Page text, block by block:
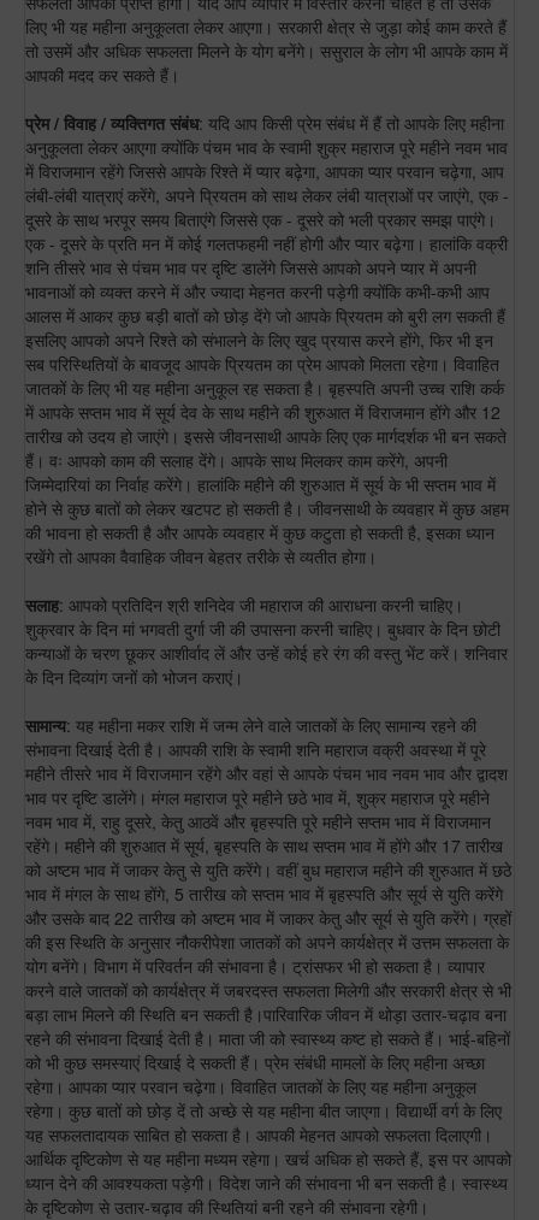
लिए भी यह महीना अनुकूलता लेकर आएगा। सरकारी क्षेत्र से जुड़ा कोई काम करते हैं
तो उसमें और अधिक सफलता मिलने के योग बनेंगे। ससुराल के लोग भी आपके काम में
आपकी मदद कर सकते हैं।
प्रेम / विवाह / व्यक्तिगत संबंध: यदि आप किसी प्रेम संबंध में हैं तो आपके लिए महीना
अनुकूलता लेकर आएगा क्योंकि पंचम भाव के स्वामी शुक्र महाराज पूरे महीने नवम भाव
में विराजमान रहेंगे जिससे आपके रिश्ते में प्यार बढ़ेगा, आपका प्यार परवान चढ़ेगा, आप
लंबी-लंबी यात्राएं करेंगे, अपने प्रियतम को साथ लेकर लंबी यात्राओं पर जाएंगे, एक -
दूसरे के साथ भरपूर समय बिताएंगे जिससे एक - दूसरे को भली प्रकार समझ पाएंगे।
एक - दूसरे के प्रति मन में कोई गलतफहमी नहीं होगी और प्यार बढ़ेगा। हालांकि वक्री
शनि तीसरे भाव से पंचम भाव पर दृष्टि डालेंगे जिससे आपको अपने प्यार में अपनी
भावनाओं को व्यक्त करने में और ज्यादा मेहनत करनी पड़ेगी क्योंकि कभी-कभी आप
आलस में आकर कुछ बड़ी बातों को छोड़ देंगे जो आपके प्रियतम को बुरी लग सकती हैं
इसलिए आपको अपने रिश्ते को संभालने के लिए खुद प्रयास करने होंगे, फिर भी इन
सब परिस्थितियों के बावजूद आपके प्रियतम का प्रेम आपको मिलता रहेगा। विवाहित
जातकों के लिए भी यह महीना अनुकूल रह सकता है। बृहस्पति अपनी उच्च राशि कर्क
में आपके सप्तम भाव में सूर्य देव के साथ महीने की शुरुआत में विराजमान होंगे और 12
तारीख को उदय हो जाएंगे। इससे जीवनसाथी आपके लिए एक मार्गदर्शक भी बन सकते
हैं। वः आपको काम की सलाह देंगे। आपके साथ मिलकर काम करेंगे, अपनी
जिम्मेदारियां का निर्वाह करेंगे। हालांकि महीने की शुरुआत में सूर्य के भी सप्तम भाव में
होने से कुछ बातों को लेकर खटपट हो सकती है। जीवनसाथी के व्यवहार में कुछ अहम
की भावना हो सकती है और आपके व्यवहार में कुछ कटुता हो सकती है, इसका ध्यान
रखेंगे तो आपका वैवाहिक जीवन बेहतर तरीके से व्यतीत होगा।
सलाह: आपको प्रतिदिन श्री शनिदेव जी महाराज की आराधना करनी चाहिए।
शुक्रवार के दिन मां भगवती दुर्गा जी की उपासना करनी चाहिए। बुधवार के दिन छोटी
कन्याओं के चरण छूकर आशीर्वाद लें और उन्हें कोई हरे रंग की वस्तु भेंट करें। शनिवार
के दिन दिव्यांग जनों को भोजन कराएं।
सामान्य: यह महीना मकर राशि में जन्म लेने वाले जातकों के लिए सामान्य रहने की
संभावना दिखाई देती है। आपकी राशि के स्वामी शनि महाराज वक्री अवस्था में पूरे
महीने तीसरे भाव में विराजमान रहेंगे और वहां से आपके पंचम भाव नवम भाव और द्वादश
भाव पर दृष्टि डालेंगे। मंगल महाराज पूरे महीने छठे भाव में, शुक्र महाराज पूरे महीने
नवम भाव में, राहु दूसरे, केतु आठवें और बृहस्पति पूरे महीने सप्तम भाव में विराजमान
रहेंगे। महीने की शुरुआत में सूर्य, बृहस्पति के साथ सप्तम भाव में होंगे और 17 तारीख
को अष्टम भाव में जाकर केतु से युति करेंगे। वहीं बुध महाराज महीने की शुरुआत में छठे
भाव में मंगल के साथ होंगे, 5 तारीख को सप्तम भाव में बृहस्पति और सूर्य से युति करेंगे
और उसके बाद 22 तारीख को अष्टम भाव में जाकर केतु और सूर्य से युति करेंगे। ग्रहों
की इस स्थिति के अनुसार नौकरीपेशा जातकों को अपने कार्यक्षेत्र में उत्तम सफलता के
योग बनेंगे। विभाग में परिवर्तन की संभावना है। ट्रांसफर भी हो सकता है। व्यापार
करने वाले जातकों को कार्यक्षेत्र में जबरदस्त सफलता मिलेगी और सरकारी क्षेत्र से भी
बड़ा लाभ मिलने की स्थिति बन सकती है।पारिवारिक जीवन में थोड़ा उतार-चढ़ाव बना
रहने की संभावना दिखाई देती है। माता जी को स्वास्थ्य कष्ट हो सकते हैं। भाई-बहिनों
को भी कुछ समस्याएं दिखाई दे सकती हैं। प्रेम संबंधी मामलों के लिए महीना अच्छा
रहेगा। आपका प्यार परवान चढ़ेगा। विवाहित जातकों के लिए यह महीना अनुकूल
रहेगा। कुछ बातों को छोड़ दें तो अच्छे से यह महीना बीत जाएगा। विद्यार्थी वर्ग के लिए
यह सफलतादायक साबित हो सकता है। आपकी मेहनत आपको सफलता दिलाएगी।
आर्थिक दृष्टिकोण से यह महीना मध्यम रहेगा। खर्च अधिक हो सकते हैं, इस पर आपको
ध्यान देने की आवश्यकता पड़ेगी। विदेश जाने की संभावना भी बन सकती है। स्वास्थ्य
के दृष्टिकोण से उतार-चढ़ाव की स्थितियां बनी रहने की संभावना रहेगी।